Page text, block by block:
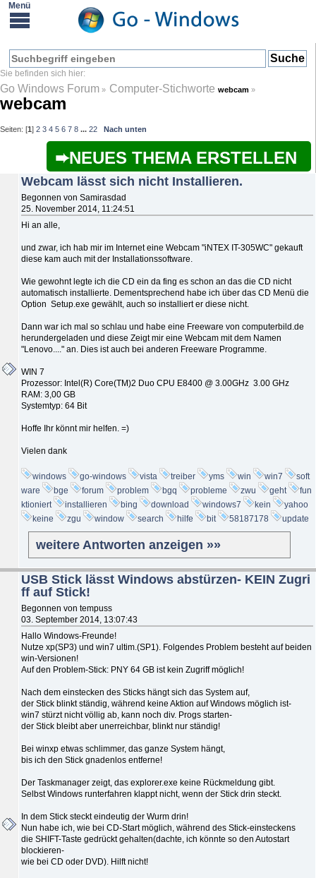
Go Windows Forum » Computer-Stichwortewebcam »
webcam
Seiten: [1] 2 3 4 5 6 7 8 ... 22 Nach unten
NEUES THEMA ERSTELLEN
Webcam lässt sich nicht Installieren.
Begonnen von Samirasdad
25. November 2014, 11:24:51
Hi an alle,
und zwar, ich hab mir im Internet eine Webcam "iNTEX IT-305WC" gekauft
diese kam auch mit der Installationssoftware.
Wie gewohnt legte ich die CD ein da fing es schon an das die CD nicht
automatisch installierte. Dementsprechend habe ich über das CD Menü die
Option Setup.exe gewählt, auch so installiert er diese nicht.
Dann war ich mal so schlau und habe eine Freeware von computerbild.de
herundergeladen und diese Zeigt mir eine Webcam mit dem Namen
"Lenovo...." an. Dies ist auch bei anderen Freeware Programme.
WIN 7
Prozessor: Intel(R) Core(TM)2 Duo CPU E8400 @ 3.00GHz 3.00 GHz
RAM: 3,00 GB
Systemtyp: 64 Bit
Hoffe Ihr könnt mir helfen. =)
Vielen dank
windows go-windows vista treiber yms win win7
soft
ware
bge forum problem bgq probleme zwu geht
fun
ktioniert
installieren bing download windows7 kein
yahoo
keine
zgu window search hilfe bit 58187178 update
weitere Antworten anzeigen »»
USB Stick lässt Windows abstürzen- KEIN Zugri
ff auf Stick!
Begonnen von tempuss
03. September 2014, 13:07:43
Hallo Windows-Freunde!
Nutze xp(SP3) und win7 ultim.(SP1). Folgendes Problem besteht auf beiden
win-Versionen!
Auf den Problem-Stick: PNY 64 GB ist kein Zugriff möglich!
Nach dem einstecken des Sticks hängt sich das System auf,
der Stick blinkt ständig, während keine Aktion auf Windows möglich ist-
win7 stürzt nicht völlig ab, kann noch div. Progs starten-
der Stick bleibt aber unerreichbar, blinkt nur ständig!
Bei winxp etwas schlimmer, das ganze System hängt,
bis ich den Stick gnadenlos entferne!
Der Taskmanager zeigt, das explorer.exe keine Rückmeldung gibt.
Selbst Windows runterfahren klappt nicht, wenn der Stick drin steckt.
In dem Stick steckt eindeutig der Wurm drin!
Nun habe ich, wie bei CD-Start möglich, während des Stick-einsteckens
die SHIFT-Taste gedrückt gehalten(dachte, ich könnte so den Autostart
blockieren-
wie bei CD oder DVD). Hilft nicht!